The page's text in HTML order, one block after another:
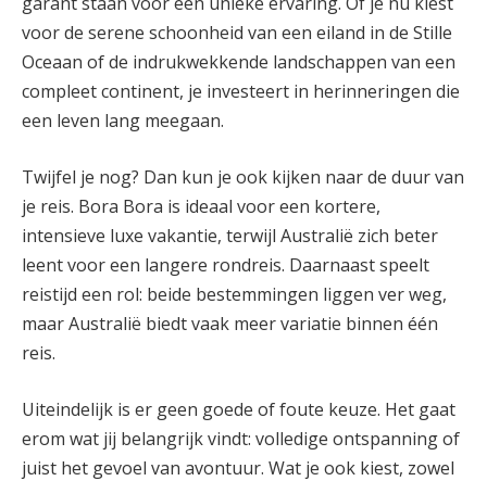
voor de serene schoonheid van een eiland in de Stille
Oceaan of de indrukwekkende landschappen van een
compleet continent, je investeert in herinneringen die
een leven lang meegaan.
Twijfel je nog? Dan kun je ook kijken naar de duur van
je reis. Bora Bora is ideaal voor een kortere,
intensieve luxe vakantie, terwijl Australië zich beter
leent voor een langere rondreis. Daarnaast speelt
reistijd een rol: beide bestemmingen liggen ver weg,
maar Australië biedt vaak meer variatie binnen één
reis.
Uiteindelijk is er geen goede of foute keuze. Het gaat
erom wat jij belangrijk vindt: volledige ontspanning of
juist het gevoel van avontuur. Wat je ook kiest, zowel